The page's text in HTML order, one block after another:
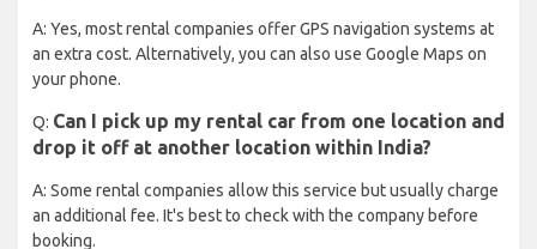
A: Yes, most rental companies offer GPS navigation systems at
an extra cost. Alternatively, you can also use Google Maps on
your phone.
Q: Can I pick up my rental car from one location and
drop it off at another location within India?
A: Some rental companies allow this service but usually charge
an additional fee. It's best to check with the company before
booking.